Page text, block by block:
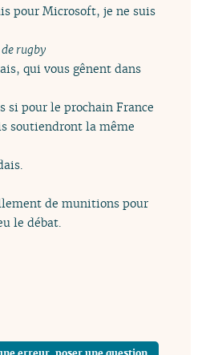
pour Microsoft, je ne suis
rugby
qui vous gênent dans
si pour le prochain France
soutiendront la même
de munitions pour
le débat.